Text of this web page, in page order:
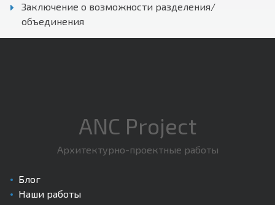
Заключение о возможности разделения/
объединения
ANC Project
Архитектурно-проектные работы
Блог
Наши работы